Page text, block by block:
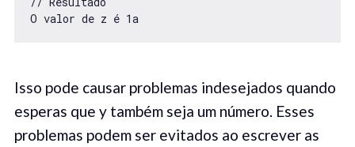
O valor de z é 1a
Isso pode causar problemas indesejados quando
esperas que y também seja um número. Esses
problemas podem ser evitados ao escrever as